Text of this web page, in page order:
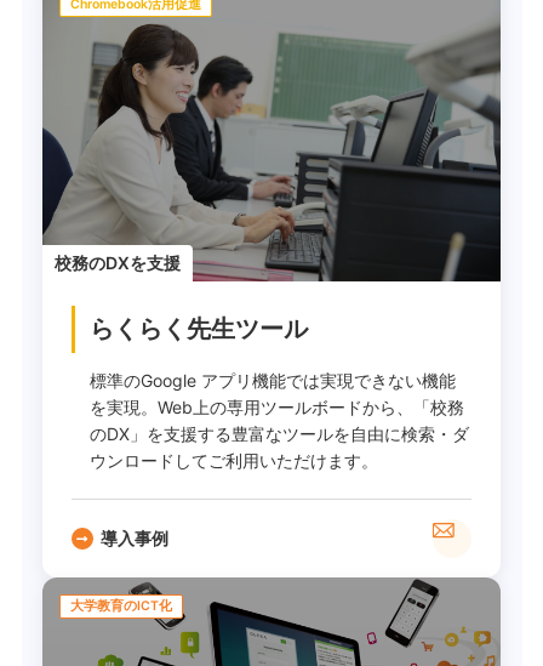
Chromebook活用促進
校務のDXを支援
らくらく先生ツール
標準のGoogle アプリ機能では実現できない機能
を実現。Web上の専用ツールボードから、「校務
のDX」を支援する豊富なツールを自由に検索・ダ
ウンロードしてご利用いただけます。
導入事例
大学教育のICT化